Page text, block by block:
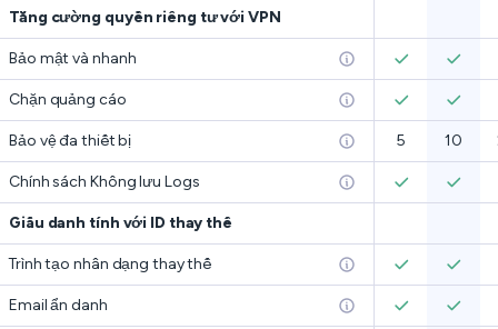
Tăng cường quyền riêng tư với VPN
Bảo mật và nhanh
Chặn quảng cáo
Bảo vệ đa thiết bị 5 10
Chính sách Không lưu Logs
Giấu danh tính với ID thay thế
Trình tạo nhân dạng thay thế
Email ẩn danh